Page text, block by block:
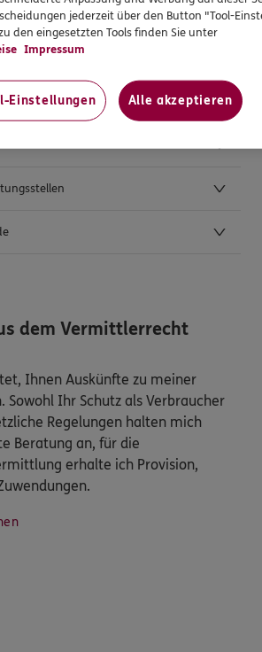
dem Vermittlerrecht
Ihnen Auskünfte zu meiner
Sowohl Ihr Schutz als Verbraucher
Regelungen halten mich
Beratung an, für die
erhalte ich Provision,
jederzeit über den Button "Tool-
den eingesetzten Tools finden Sie unter
Impressum
Einstellungen Alle akzeptieren